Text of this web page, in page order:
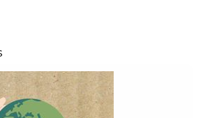
le « cisaillement du vent ». En
El Niño modifie la circulation de
et déplace les courants-jets.
très puissants et instables en
dessus de l'Atlantique. Ces vents